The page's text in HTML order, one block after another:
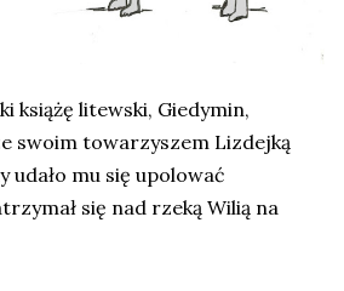
książę litewski, Giedymin,
swoim towarzyszem Lizdejką
udało mu się upolować
się nad rzeką Wilią na